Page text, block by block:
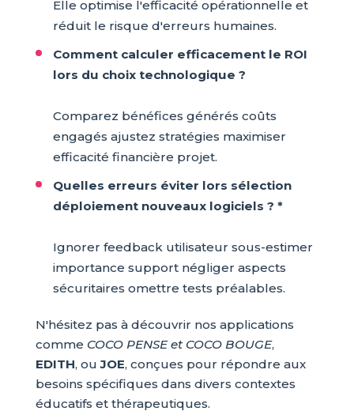
Elle optimise l'efficacité opérationnelle et
réduit le risque d'erreurs humaines.
Comment calculer efficacement le ROI
lors du choix technologique ?
Comparez bénéfices générés coûts
engagés ajustez stratégies maximiser
efficacité financière projet.
Quelles erreurs éviter lors sélection
déploiement nouveaux logiciels ? *
Ignorer feedback utilisateur sous-estimer
importance support négliger aspects
sécuritaires omettre tests préalables.
N'hésitez pas à découvrir nos applications
comme COCO PENSE et COCO BOUGE,
EDITH, ouJOE, conçues pour répondre aux
besoins spécifiques dans divers contextes
éducatifs et thérapeutiques.